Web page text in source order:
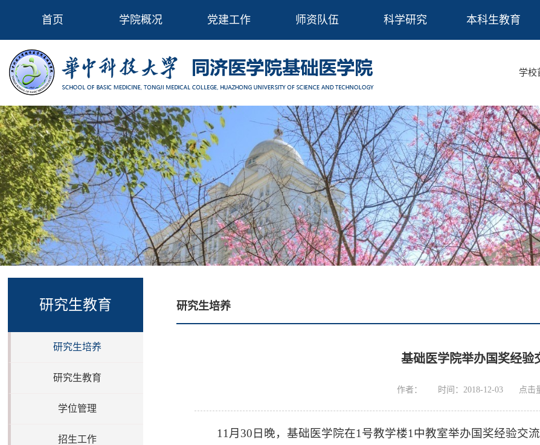
首页 学院概况 党建工作 师资队伍 科学研究 本科生教育
学校
研究生教育
研究生培养
研究生教育
学位管理
招生工作
研究生培养
基础医学院举办国奖经验
作者： 时间：2018-12-03 点击
11月30日晚，基础医学院在1号教学楼1中教室举办国奖经验交